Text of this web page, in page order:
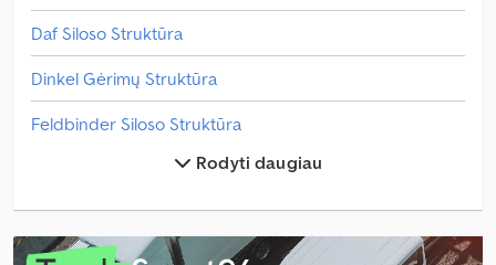
Daf Siloso Struktūra
Dinkel Gėrimų Struktūra
Feldbinder Siloso Struktūra
General Trailer Siloso Struktūra
Gėrimų Struktūra
Hüffermann Siloso Struktūra
Rodyti daugiau